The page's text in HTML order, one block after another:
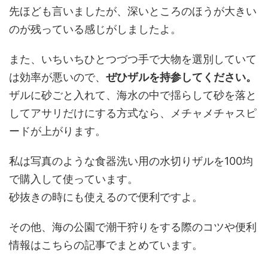
先ほども言いましたが、深いところのほうが大きい
のが残っている感じがしましたよ。
また、いちいちひとつづつ手で大物を選別していて
は効率が悪いので、 ぜひザルを持参してください。
ザルに砂ごと入れて、海水の中で揺らして砂を落と
してアサリだけにする方式なら、メチャメチャスピ
ードが上がります。
私は写真のような食器洗い用の水切りザルを100均
で購入して使っています。
砂抜きの時にも使えるので便利ですよ。
その他、海の公園で潮干狩りをする際のコツや便利
情報はこちらの記事でまとめています。